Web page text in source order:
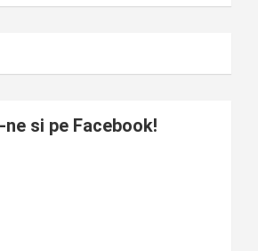
si pe Facebook!